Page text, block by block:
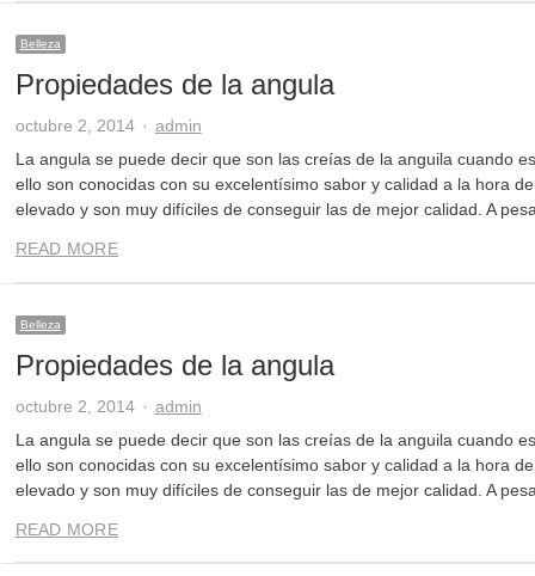
Belleza
Propiedades de la angula
octubre 2, 2014 Author
admin
La angula se puede decir que son las creías de la anguila cuando
ello son conocidas con su excelentísimo sabor y calidad a la hora
elevado y son muy difíciles de conseguir las de mejor calidad. A
READ MORE
Belleza
Propiedades de la angula
octubre 2, 2014 Author
admin
La angula se puede decir que son las creías de la anguila cuando
ello son conocidas con su excelentísimo sabor y calidad a la hora
elevado y son muy difíciles de conseguir las de mejor calidad. A
READ MORE